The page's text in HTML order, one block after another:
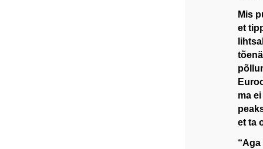
Mis
et
ma
et ta